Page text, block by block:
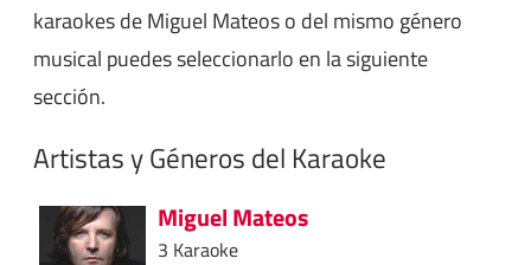
karaokes de Miguel Mateos o del mismo género
musical puedes seleccionarlo en la siguiente
sección.
Artistas y Géneros del Karaoke
Miguel Mateos
3 Karaoke